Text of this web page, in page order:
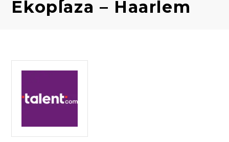
Ekoplaza – Haarlem